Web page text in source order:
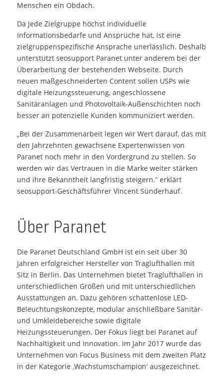
Menschen ein Obdach.
Da jede Zielgruppe höchst individuelle
Informationsbedarfe und Ansprüche hat, ist eine
zielgruppenspezifische Ansprache unerlässlich. Deshalb
unterstützt seosupport Paranet unter anderem bei der
Überarbeitung der bestehenden Webseite. Durch
neuen maßgeschneiderten Content sollen USPs wie
digitale Heizungssteuerung, angeschlossene
Sanitäranlagen und Photovoltaik-Außenschichten noch
besser an potenzielle Kunden kommuniziert werden.
„Bei der Zusammenarbeit legen wir Wert darauf, das mit
den Jahrzehnten gewachsene Expertenwissen von
Paranet noch mehr in den Vordergrund zu stellen. So
werden wir das Vertrauen in die Marke weiter stärken
und ihre Bekanntheit langfristig steigern.“ erklärt
seosupport-Geschäftsführer Vincent Sünderhauf.
Über Paranet
Die Paranet Deutschland GmbH ist ein seit über 30
Jahren erfolgreicher Hersteller von Traglufthallen mit
Sitz in Berlin. Das Unternehmen bietet Traglufthallen in
unterschiedlichen Größen und mit unterschiedlichen
Ausstattungen an. Dazu gehören schattenlose LED-
Beleuchtungskonzepte, modular anschließbare Sanitär-
und Umkleidebereiche sowie digitale
Heizungssteuerungen. Der Fokus liegt bei Paranet auf
Nachhaltigkeit und Innovation. Im Jahr 2017 wurde das
Unternehmen von Focus Business mit dem zweiten Platz
in der Kategorie ‚Wachstumschampion‘ ausgezeichnet.